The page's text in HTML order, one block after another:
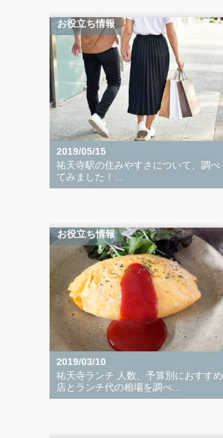
お役立ち情報
2019/05/15
祐天寺駅の住みやすさについて、調べ
てみました！...
お役立ち情報
2019/03/10
祐天寺ランチ 人数、予算別におすすめ
店とランチ代の相場を調べ...